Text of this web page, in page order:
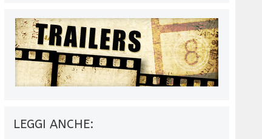
LEGGI ANCHE: